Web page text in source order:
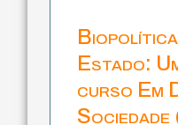
Biopolítica
Estado:
curso Em